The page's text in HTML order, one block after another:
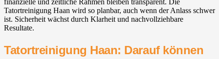
finanzielle und zeitliche Rahmen bleiben transparent. Die
Tatortreinigung Haan wird so planbar, auch wenn der Anlass schwer
ist. Sicherheit wächst durch Klarheit und nachvollziehbare
Resultate.
Tatortreinigung Haan: Darauf können